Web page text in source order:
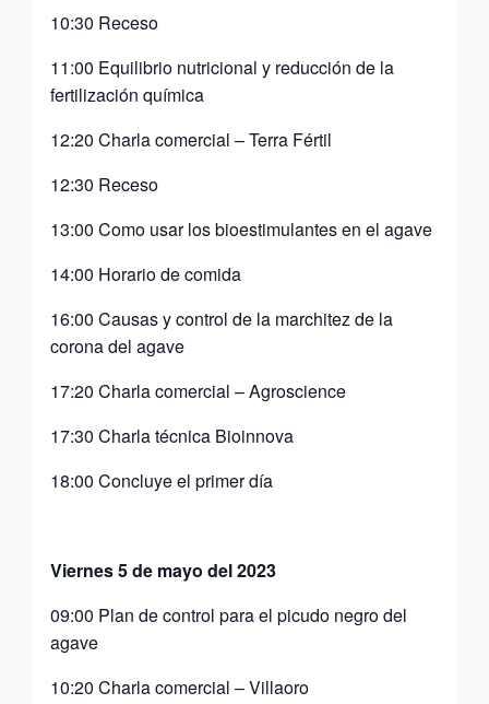
10:30 Receso
11:00 Equilibrio nutricional y reducción de la
fertilización química
12:20 Charla comercial – Terra Fértil
12:30 Receso
13:00 Como usar los bioestimulantes en el agave
14:00 Horario de comida
16:00 Causas y control de la marchitez de la
corona del agave
17:20 Charla comercial – Agroscience
17:30 Charla técnica Bioinnova
18:00 Concluye el primer día
Viernes 5 de mayo del 2023
09:00 Plan de control para el picudo negro del
agave
10:20 Charla comercial – Villaoro